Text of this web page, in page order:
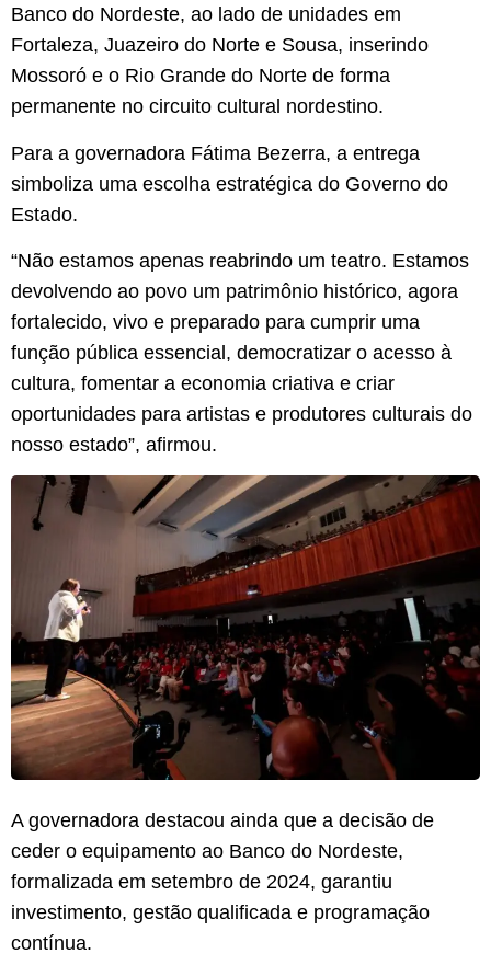
Banco do Nordeste, ao lado de unidades em
Fortaleza, Juazeiro do Norte e Sousa, inserindo
Mossoró e o Rio Grande do Norte de forma
permanente no circuito cultural nordestino.
Para a governadora Fátima Bezerra, a entrega
simboliza uma escolha estratégica do Governo do
Estado.
“Não estamos apenas reabrindo um teatro. Estamos
devolvendo ao povo um patrimônio histórico, agora
fortalecido, vivo e preparado para cumprir uma
função pública essencial, democratizar o acesso à
cultura, fomentar a economia criativa e criar
oportunidades para artistas e produtores culturais do
nosso estado”, afirmou.
A governadora destacou ainda que a decisão de
ceder o equipamento ao Banco do Nordeste,
formalizada em setembro de 2024, garantiu
investimento, gestão qualificada e programação
contínua.